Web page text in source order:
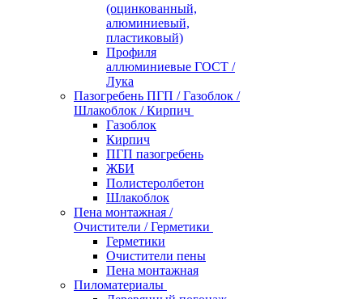
(оцинкованный,
алюминиевый,
пластиковый)
Профиля
аллюминиевые ГОСТ /
Лука
Пазогребень ПГП / Газоблок /
Шлакоблок / Кирпич
Газоблок
Кирпич
ПГП пазогребень
ЖБИ
Полистеролбетон
Шлакоблок
Пена монтажная /
Очистители / Герметики
Герметики
Очистители пены
Пена монтажная
Пиломатериалы